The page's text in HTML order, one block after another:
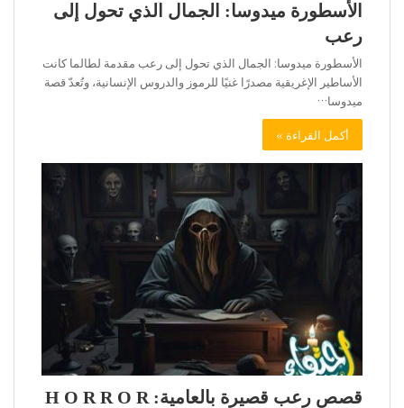
الأسطورة ميدوسا: الجمال الذي تحول إلى
رعب
الأسطورة ميدوسا: الجمال الذي تحول إلى رعب مقدمة لطالما كانت
الأساطير الإغريقية مصدرًا غنيًا للرموز والدروس الإنسانية، وتُعدّ قصة
ميدوسا…
أكمل القراءة »
قصص رعب قصيرة بالعامية: H O R R O R